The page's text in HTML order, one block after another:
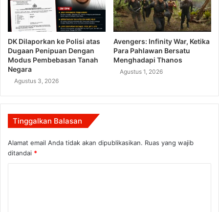
DK Dilaporkan ke Polisi atas
Dugaan Penipuan Dengan
Modus Pembebasan Tanah
Negara
Agustus 3, 2026
Avengers: Infinity War, Ketika
Para Pahlawan Bersatu
Menghadapi Thanos
Agustus 1, 2026
Tinggalkan Balasan
Alamat email Anda tidak akan dipublikasikan. Ruas yang wajib
ditandai *